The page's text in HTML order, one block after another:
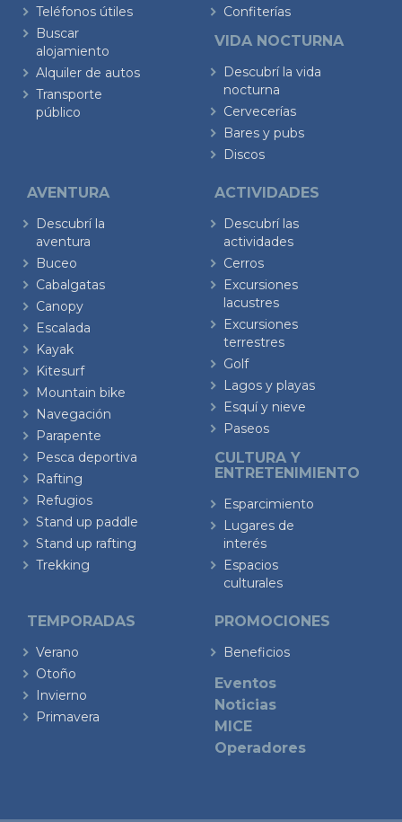
Teléfonos útiles
Buscar
alojamiento
Alquiler de autos
Transporte
público
Confiterías
VIDA NOCTURNA
Descubrí la vida
nocturna
Cervecerías
Bares y pubs
Discos
AVENTURA
Descubrí la
aventura
Buceo
Cabalgatas
Canopy
Escalada
Kayak
Kitesurf
Mountain bike
Navegación
Parapente
Pesca deportiva
Rafting
Refugios
Stand up paddle
Stand up rafting
Trekking
ACTIVIDADES
Descubrí las
actividades
Cerros
Excursiones
lacustres
Excursiones
terrestres
Golf
Lagos y playas
Esquí y nieve
Paseos
CULTURA Y
ENTRETENIMIENTO
Esparcimiento
Lugares de
interés
Espacios
culturales
TEMPORADAS
Verano
Otoño
Invierno
Primavera
PROMOCIONES
Beneficios
Eventos
Noticias
MICE
Operadores